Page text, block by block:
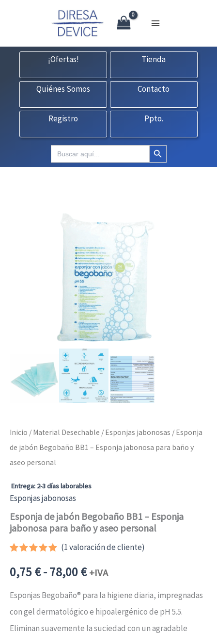
consultas@fedbuy.es| Formulario | Tlf.
¡Ofertas!
Tienda
Quiénes Somos Contacto
Registro Ppto.
Buscar: Botón de búsqueda
Inicio / Material Desechable / Esponjas jabonosas / Esponja
de jabón Begobaño BB1 – Esponja jabonosa para baño y
aseo personal
Entrega: 2-3 días laborables
Esponjas jabonosas
Esponja de jabón Begobaño BB1 – Esponja
jabonosa para baño y aseo personal
con5.00
de 5 en
valoración
de un
cliente
(1valoración de cliente)
0,75€-78,00€Rango
de
precios:
+IVA
Esponjas Begobaño® para la higiene diaria, impregnadas
con gel dermatológico e hipoalergénico de pH 5.5.
Eliminan suavemente la suciedad con un agradable